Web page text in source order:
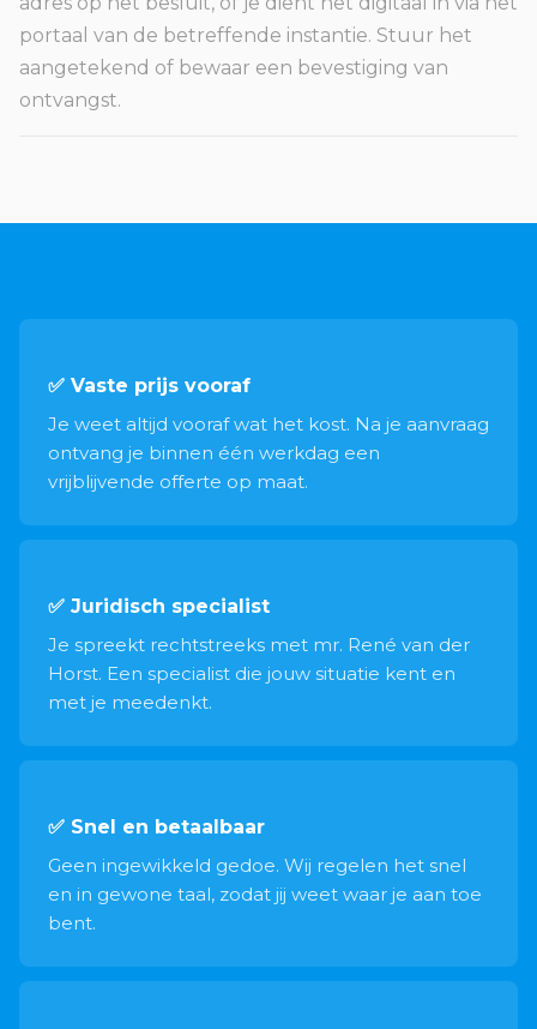
portaal van de betreffende instantie. Stuur het
aangetekend of bewaar een bevestiging van
ontvangst.
✅ Vaste prijs vooraf
Je weet altijd vooraf wat het kost. Na je aanvraag
ontvang je binnen één werkdag een
vrijblijvende offerte op maat.
✅ Juridisch specialist
Je spreekt rechtstreeks met mr. René van der
Horst. Een specialist die jouw situatie kent en
met je meedenkt.
✅ Snel en betaalbaar
Geen ingewikkeld gedoe. Wij regelen het snel
en in gewone taal, zodat jij weet waar je aan toe
bent.